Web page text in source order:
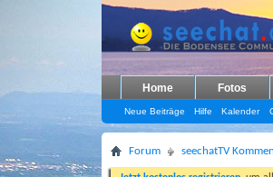
Home Fotos
Neue Beiträge Hilfe Kalender
Forum seechatTV